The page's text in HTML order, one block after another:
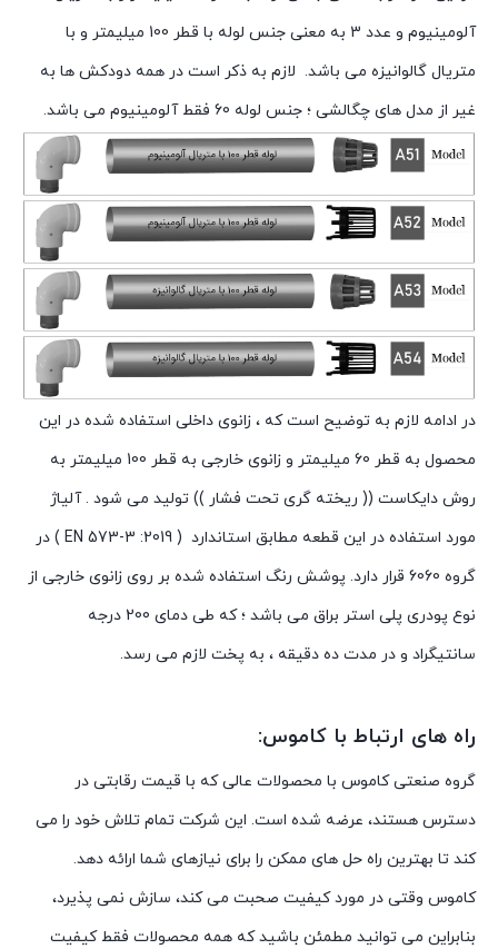
آلومینیوم و عدد 3 به معنی جنس لوله با قطر 100 میلیمتر و با
متریال گالوانیزه می باشد. لازم به ذکر است در همه دودکش ها به
غیر از مدل های چگالشی ؛ جنس لوله 60 فقط آلومینیوم می باشد.
در ادامه لازم به توضیح است که ، زانوی داخلی استفاده شده در این
محصول به قطر میلیمتر و زانوی خارجی به قطر میلیمتر به
روش دایکاست (( ریخته گری تحت فشار )) تولید می شود .آلیاژ
مورد استفاده در این قطعه مطابق استاندارد ( EN 573-3 :
2019 )
در
گروه
قرار دارد. پوشش رنگ استفاده شده بر روی زانوی خارجی از
نوع پودری پلی استر براق می باشد ؛که طی دمای
درجه
سانتیگراد و در مدت ده دقیقه ، به پخت لازم می رسد.
راه های ارتباط با کاموس:
گروه صنعتی کاموس با محصولات عالی که با قیمت رقابتی در
دسترس هستند، عرضه شده است. این شرکت تمام تلاش خود را می
کند تا بهترین راه حل های ممکن را برای نیازهای شما ارائه دهد.
کاموس وقتی در مورد کیفیت صحبت می کند، سازش نمی پذیرد،
بنابراین می توانید مطمئن باشید که همه محصولات فقط کیفیت